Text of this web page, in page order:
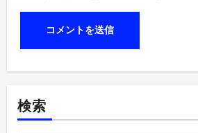
検索